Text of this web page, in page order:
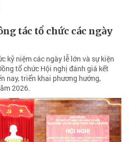
tác tổ chức các ngày
kỷ niệm các ngày lễ lớn và sự kiện
tổ chức Hội nghị đánh giá kết
nay, triển khai phương hướng,
2026.